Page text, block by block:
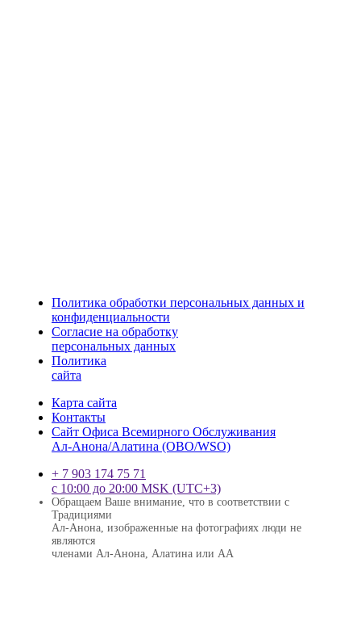
Политика обработки персональных данных и
конфиденциальности
Согласие на обработку
персональных данных
Политика
сайта
Карта сайта
Контакты
Сайт Офиса Всемирного Обслуживания
Ал-Анона/Алатина (ОВО/WSО)
+ 7 903 174 75 71
с 10:00 до 20:00 MSK (UTC+3)
Обращаем Ваше внимание, что в соответствии с
Традициями
Ал-Анона, изображенные на фотографиях люди не
являются
членами Ал-Анона, Алатина или АА